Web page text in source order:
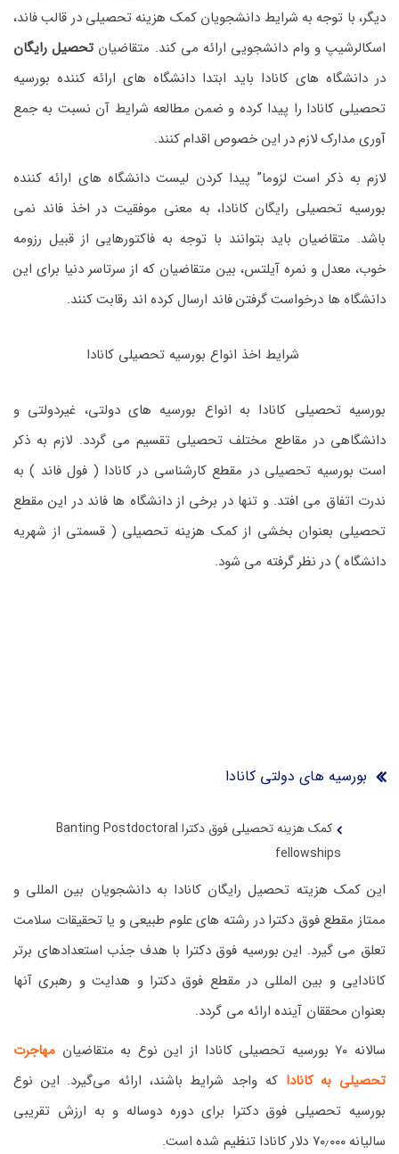
دیگر، با توجه به شرایط دانشجویان کمک هزینه تحصیلی در قالب فاند،
اسکالرشیپ و وام دانشجویی ارائه می کند. متقاضیان تحصیل رایگان
در دانشگاه های کانادا باید ابتدا دانشگاه های ارائه کننده بورسیه
تحصیلی کانادا را پیدا کرده و ضمن مطالعه شرایط آن نسبت به جمع
آوری مدارک لازم در این خصوص اقدام کنند.
لازم به ذکر است لزوما” پیدا کردن لیست دانشگاه های ارائه کننده
بورسیه تحصیلی رایگان کانادا، به معنی موفقیت در اخذ فاند نمی
باشد. متقاضیان باید بتوانند با توجه به فاکتورهایی از قبیل رزومه
خوب، معدل و نمره آیلتس، بین متقاضیان که از سرتاسر دنیا برای این
دانشگاه ها درخواست گرفتن فاند ارسال کرده اند رقابت کنند.
شرایط اخذ انواع بورسیه تحصیلی کانادا
بورسیه تحصیلی کانادا به انواع بورسیه های دولتی، غیردولتی و
دانشگاهی در مقاطع مختلف تحصیلی تقسیم می گردد. لازم به ذکر
است بورسیه تحصیلی در مقطع کارشناسی در کانادا ( فول فاند ) به
ندرت اتفاق می افتد. و تنها در برخی از دانشگاه ها فاند در این مقطع
تحصیلی بعنوان بخشی از کمک هزینه تحصیلی ( قسمتی از شهریه
دانشگاه ) در نظر گرفته می شود.
بورسیه های دولتی کانادا
کمک هزینه تحصیلی فوق دکترا Banting Postdoctoral
fellowships
این کمک هزیته تحصیل رایگان کانادا به دانشجویان بین المللی و
ممتاز مقطع فوق دکترا در رشته های علوم طبیعی و یا تحقیقات سلامت
تعلق می گیرد. این بورسیه فوق دکترا با هدف جذب استعدادهای برتر
کانادایی و بین المللی در مقطع فوق دکترا و هدایت و رهبری آنها
بعنوان محققان آینده ارائه می گردد.
سالانه ۷۰ بورسیه تحصیلی کانادا از این نوع به متقاضیان
مهاجرت
تحصیلی به کانادا که واجد شرایط باشند، ارائه می‌گیرد. این نوع
بورسیه تحصیلی فوق دکترا برای دوره دوساله و به ارزش تقریبی
سالیانه ۷۰٫۰۰۰ دلار کانادا تنظیم شده است.